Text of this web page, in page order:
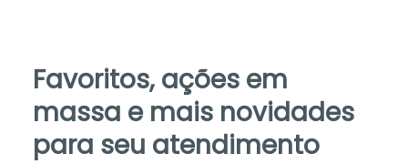
Favoritos, ações em
massa e mais novidades
para seu atendimento